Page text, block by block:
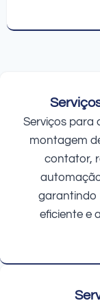
Serviços para
montagem
contator,
garantindo
eficiente e